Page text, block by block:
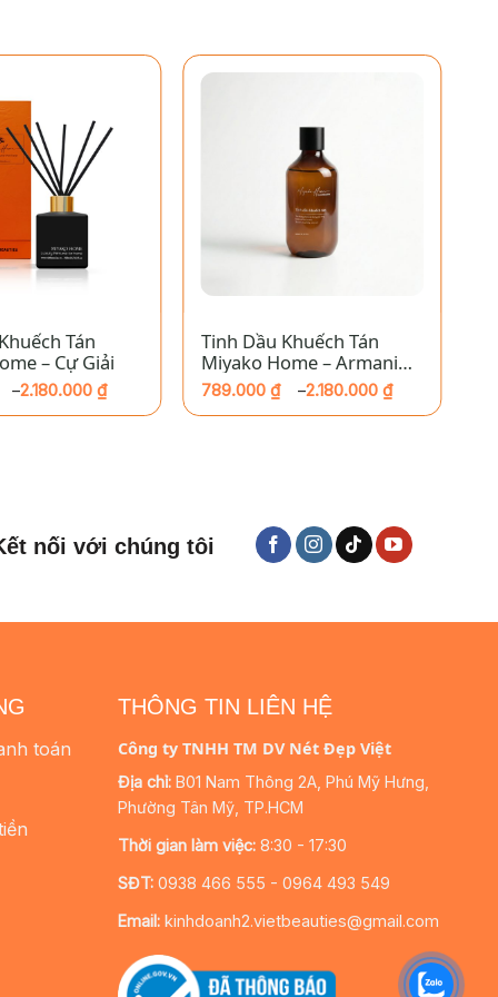
Tán
– Cự Giải
–2.180.000₫
Tinh Dầu Khuếch Tán
Miyako Home – Armani
Sisi
789.000 ₫ –2.180.000 ₫
giá:
nối với chúng tôi
toán
THÔNG TIN LIÊN HỆ
Công ty TNHH TM DV Nét Đẹp Việt
Địa chỉ:B01 Nam Thông 2A, Phú Mỹ Hưng,
Phường Tân Mỹ, TP.HCM
Thời gian làm việc: 8:30 - 17:30
SĐT: 0938 466 555 - 0964 493 549
Email: kinhdoanh2.vietbeauties@gmail.com